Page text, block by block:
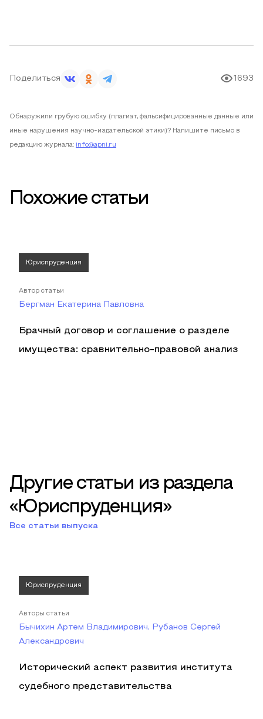
Поделиться 1693
Обнаружили грубую ошибку (плагиат, фальсифицированные данные или
иные нарушения научно-издательской этики)? Напишите письмо в
редакцию журнала: info@apni.ru
Похожие статьи
Юриспруденция
Автор статьи
Бергман Екатерина Павловна
Брачный договор и соглашение о разделе
имущества: сравнительно-правовой анализ
Другие статьи из раздела
«Юриспруденция»
Все статьи выпуска
Юриспруденция
Авторы статьи
Бычихин Артем Владимирович, Рубанов Сергей
Александрович
Исторический аспект развития института
судебного представительства